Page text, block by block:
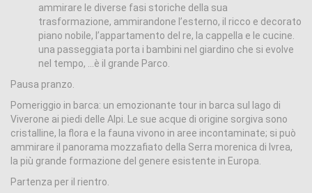
ammirare le diverse fasi storiche della sua
trasformazione, ammirandone l’esterno, il ricco e decorato
piano nobile, l’appartamento del re, la cappella e le cucine.
una passeggiata porta i bambini nel giardino che si evolve
nel tempo, …è il grande Parco.
Pausa pranzo.
Pomeriggio in barca: un emozionante tour in barca sul lago di
Viverone ai piedi delle Alpi. Le sue acque di origine sorgiva sono
cristalline, la flora e la fauna vivono in aree incontaminate; si può
ammirare il panorama mozzafiato della Serra morenica di Ivrea,
la più grande formazione del genere esistente in Europa.
Partenza per il rientro.